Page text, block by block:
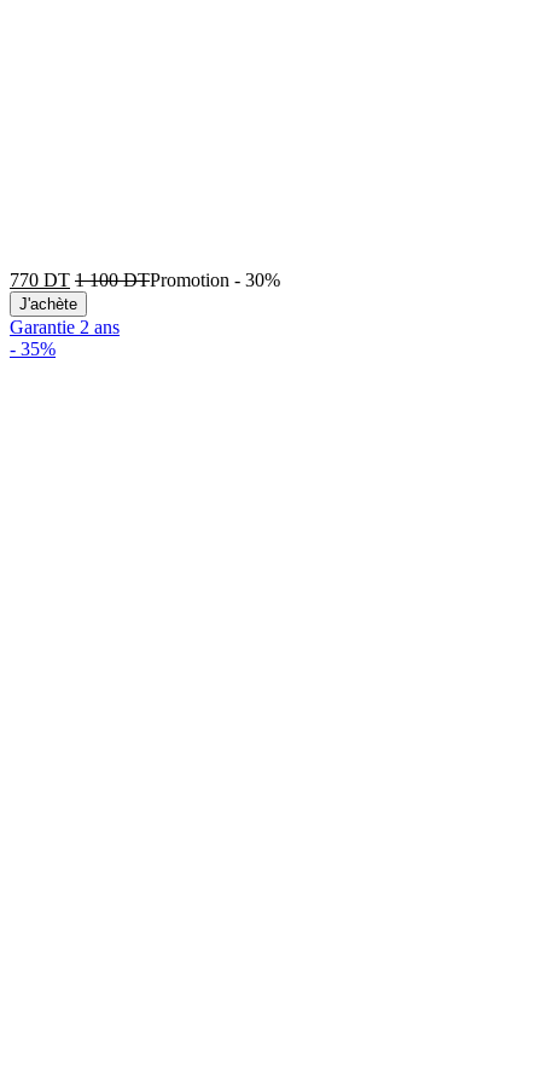
770 DT 1 100DTPromotion - 30%
J'achète
Garantie 2 ans
- 35%